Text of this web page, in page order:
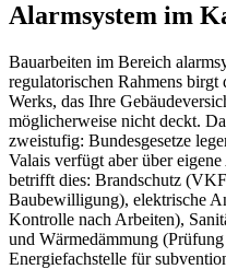
Alarmsystem im
Bauarbeiten im Bereich
regulatorischen Rahmens
Werks, das Ihre
möglicherweise nicht deckt.
zweistufig: Bundesgesetze
Valais verfügt aber über
betrifft dies: Brandschutz
Baubewilligung), elektrische
Kontrolle nach Arbeiten),
und Wärmedämmung
Energiefachstelle für